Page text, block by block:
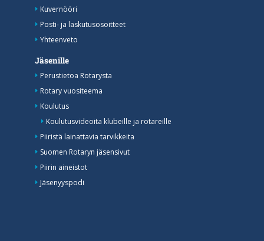
Kuvernööri
Posti- ja laskutusosoitteet
Yhteenveto
Jäsenille
Perustietoa Rotarysta
Rotary vuositeema
Koulutus
Koulutusvideoita klubeille ja rotareille
Piiristä lainattavia tarvikkeita
Suomen Rotaryn jäsensivut
Piirin aineistot
Jäsenyyspodi